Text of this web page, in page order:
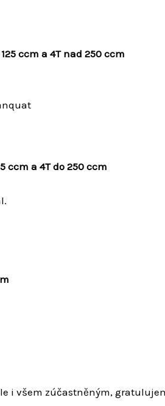
ccm a 4T nad 250 ccm
ccm a 4T do 250 ccm
i všem zúčastněným,